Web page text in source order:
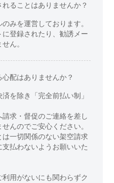
ることはありませんか？
みを運営しております。
登録されたり、勧誘メー
ん。
配はありませんか？
を除き「完全前払い制」
求・督促のご連絡を差し
んのでご安心ください。
一切関係のない架空請求
払わないようお願いいた
用がないにも関わらずク